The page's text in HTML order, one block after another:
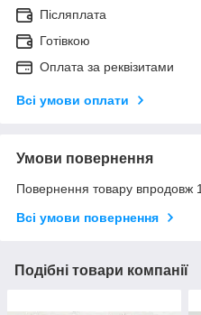
Післяплата
Готівкою
Оплата за реквізитами
Всі умови оплати
Умови повернення
Повернення товару впродовж
Всі умови повернення
Подібні товари компанії